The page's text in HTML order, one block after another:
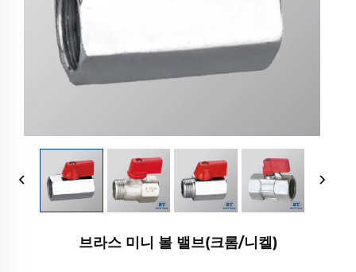
브라스 미니 볼 밸브(크롬/니켈)